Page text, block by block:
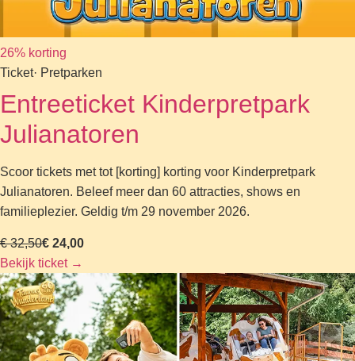
26% korting
Ticket· Pretparken
Entreeticket Kinderpretpark
Julianatoren
Scoor tickets met tot [korting] korting voor Kinderpretpark
Julianatoren. Beleef meer dan 60 attracties, shows en
familieplezier. Geldig t/m 29 november 2026.
€ 32,50€ 24,00
Bekijk ticket →